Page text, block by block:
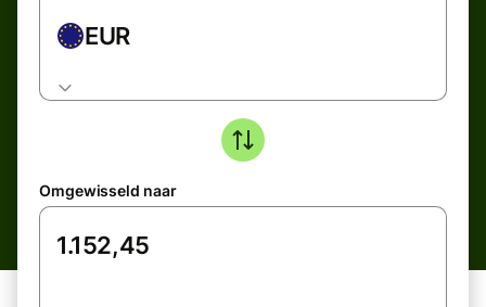
EUR
Omgewisseld naar